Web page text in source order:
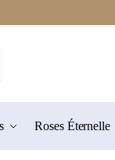
Roses Éternelle